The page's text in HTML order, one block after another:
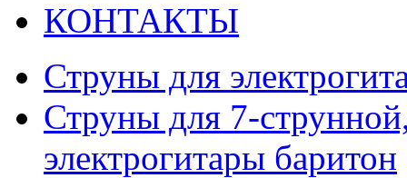
КОНТАКТЫ
Струны для
Струны для 7-
электрогитары баритон